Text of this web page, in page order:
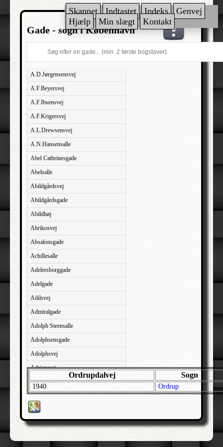
Skannet Indtastet Indeks
Genvej
Hjælp
Min slægt Kontakt
Gade - sogn i København
A.D.Jørgensensvej
A.F.Beyersvej
A.F.Ibsensvej
A.F.Krigersvej
A.L.Drewsensvej
A.N.Hansensalle
Abel Cathrinesgade
Abelsalle
Abildgårdsvej
Abildgårdsgade
Abildhøj
Abrikosvej
Absalonsgade
Achillesalle
Adelersborggade
Adelgade
Adilsvej
Admiralgade
Adolph Steensalle
Adolphsensgade
Adolphsvej
Adriansvej
Aftenbakken
Agavevej
Agerlandsvej
Agermosen
Ordrupdalvej Sogn
1940 Ordrup